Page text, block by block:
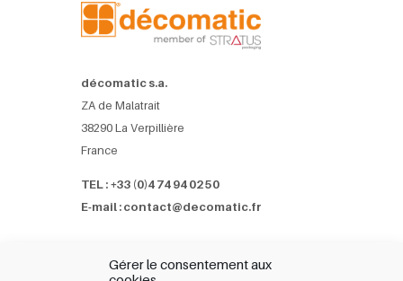
Gérer le consentement aux
décomatic s.a.
ZA de Malatrait
38290 La Verpillière
France
TEL : +33 (0)4 74 94 02 50
E-mail : contact@decomatic.fr
Geschäftspartner